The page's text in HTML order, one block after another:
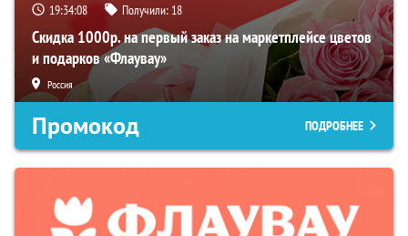
19:34:07 Получили: 18
Скидка 1000р. на первый заказ на маркетплейсе цветов
и подарков «Флаувау»
Россия
Промокод ПОДРОБНЕЕ